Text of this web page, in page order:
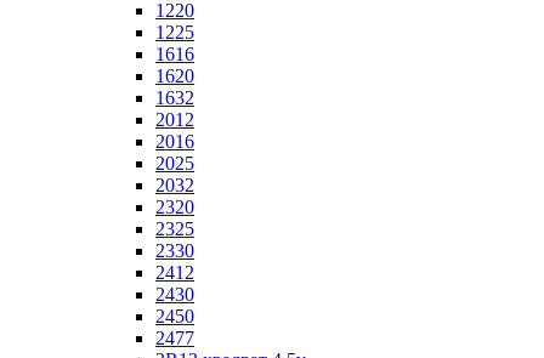
1220
1225
1616
1620
1632
2012
2016
2025
2032
2320
2325
2330
2412
2430
2450
2477